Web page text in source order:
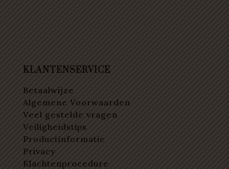
KLANTENSERVICE
Betaalwijze
Algemene Voorwaarden
Veel gestelde vragen
Veiligheidstips
Productinformatie
Privacy
Klachtenprocedure